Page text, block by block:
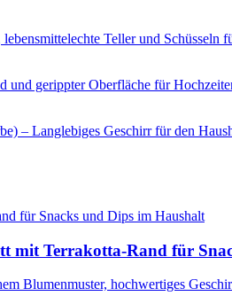
mit Terrakotta-Rand für